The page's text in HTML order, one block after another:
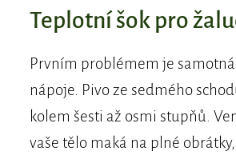
Teplotní šok pro
Prvním problémem je
nápoje. Pivo ze sedmého
kolem šesti až osmi stupňů.
vaše tělo maká na plné